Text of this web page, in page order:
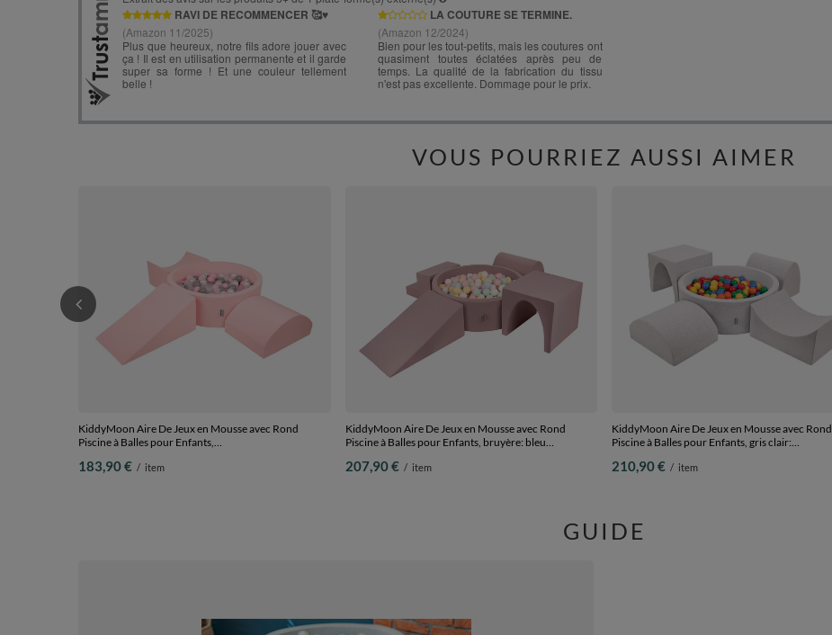
VOUS POURRIEZ AUSSI AIMER
KiddyMoon Aire De Jeux en Mousse avec Rond
Piscine à Balles pour Enfants,
Balles) + Version 4
183,90 € / item
KiddyMoon Aire De Jeux en Mousse avec Rond
Piscine à Balles pour Enfants, bruyère: bleu
Piscine (200 Balles) + Version 3
207,90 € / item
KiddyMoon Aire De Jeux en Mousse avec Rond
Piscine à Balles pour Enfants, gris clair:
Version 1
210,90 € / item
GUIDE